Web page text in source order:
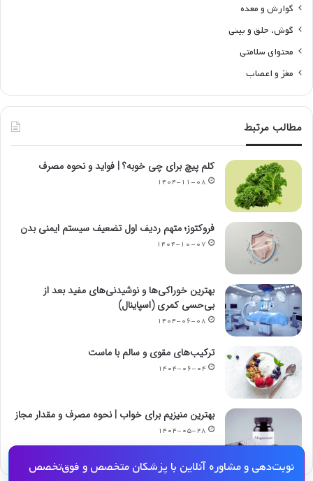
گوارش و معده
گوش، حلق و بینی
محتوای سلامتی
مغز و اعصاب
مطالب مرتبط
کلم پیچ برای چی خوبه؟ | فواید و نحوه مصرف
۱۴۰۴-۱۱-۰۸
فروکتوز؛ متهم ردیف اول تضعیف سیستم ایمنی بدن
۱۴۰۴-۱۰-۰۷
بهترین خوراکی‌ها و نوشیدنی‌های مفید بعد از
بی‌حسی کمری (اسپاینال)
۱۴۰۴-۰۶-۰۸
ترکیب‌های مقوی و سالم با ماست
۱۴۰۴-۰۶-۰۴
بهترین منیزیم برای خواب | نحوه مصرف و مقدار مجاز
۱۴۰۴-۰۵-۲۸
نوبت‌دهی و مشاوره آنلاین با پزشکان متخصص و فوق‌تخصص